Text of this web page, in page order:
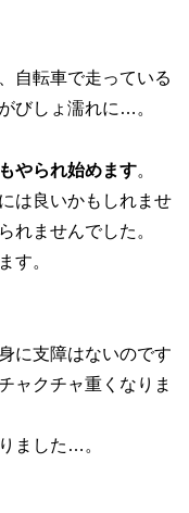
自転車で走っている
びしょ濡れに…。
やられ始めます。
は良いかもしれませ
れませんでした。
す。
に支障はないのです
ャクチャ重くなりま
ました…。